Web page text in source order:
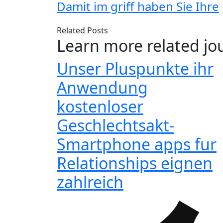
Damit im griff haben Sie Ihre
Related Posts
Learn more related
Unser Pluspunkte ihr
Anwendung
kostenloser
Geschlechtsakt-
Smartphone apps fur
Relationships eignen
zahlreich